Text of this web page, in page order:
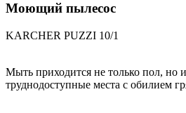
Моющий пылесос
KARCHER PUZZI 10/1
Мыть приходится не только пол, но
труднодоступные места с обилием